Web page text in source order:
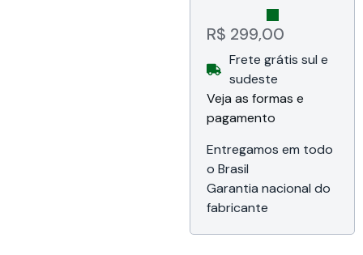
centralizado em
nuvem,
Monitoramento
em tempo real,
Detecção malware
e explorações
zero-day, Suporte
proativo, Antivírus,
de dispositivos,
AntiSpam,
Controle de
navegação,
Antirroubo,
Android / Linux /
R$ 299,00
Frete grátis sul e
sudeste
Veja as formas e
pagamento
Entregamos em todo
o Brasil
Garantia nacional do
fabricante